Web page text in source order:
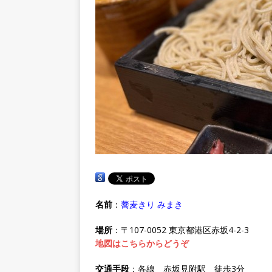
名前 ： 蕎麦きり みまき
場所 ：〒107-0052 東京都港区赤坂4-2-3
地図はこちらからどうぞ
交通手段 ：各線 赤坂見附駅 徒歩3分